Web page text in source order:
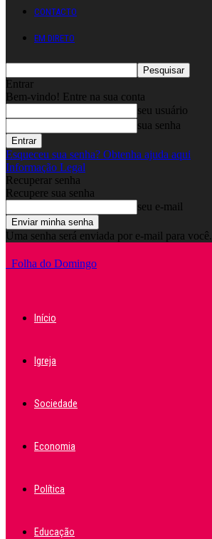
CONTACTO
EM DIRETO
Entrar
Bem-vindo! Entre na sua conta
seu usuário
sua senha
Esqueceu sua senha? Obtenha ajuda aqui
Informação Legal
Recuperar senha
Recupere sua senha
seu e-mail
Uma senha será enviada por e-mail para você.
Folha do Domingo
Início
Igreja
Sociedade
Economia
Política
Educação